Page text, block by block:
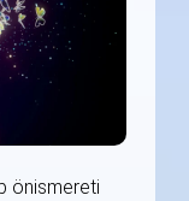
önismereti